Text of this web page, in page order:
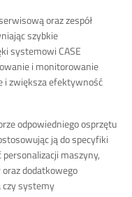
oraz zespół
szybkie
systemowi CASE
i monitorowanie
i zwiększa efektywność
odpowiedniego osprzętu
ją do specyfiki
maszyny,
oraz dodatkowego
czy systemy